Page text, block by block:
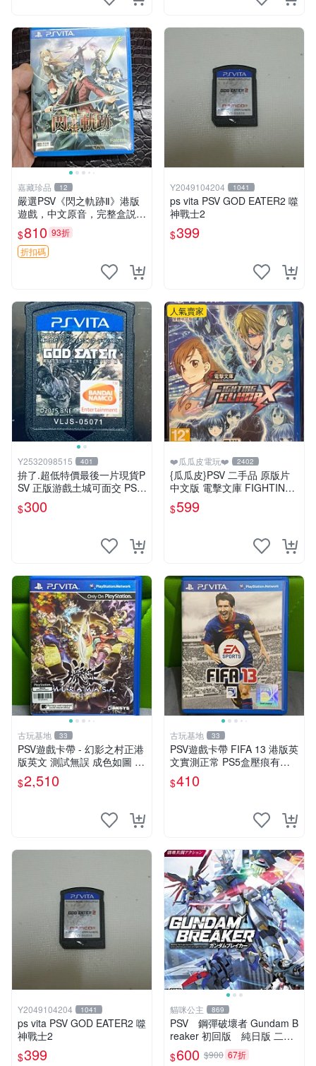
嘉藏珍品 12
嚴選PSV《閃之軌跡Ⅱ》港版
遊戲，中文原音，完整盒説，
實拍展示成色佳 閃之軌跡Ⅱ P
SV 港版 中文
$810 93折
折扣碼
Y2049104204 1041
ps vita PSV GOD EATER2 噬
神戰士2
$399
Y2532098515 401
拚了.超低特價最後一片現貨P
SV 正版游戲土城可面交 PSV
噬神者 解放重生 日版 【9成
新】✪裸片 二手九成新~
$300
人氣賣家
❤️瓜瓜皮電玩❤️ 2402
{瓜瓜皮}PSV 二手品 原版片
中文版 電擊文庫 FIGHTING
CLIMAX(遊戲都有回收)
$599
古玩基地 33
PSV遊戲卡帶 - 幻影之村正港
版英文 測試無誤 成色如圖 唯
美收藏推薦 幻影之村 正版PS
V 港版卡帶 成色保證 村正 港
$2,510
古玩基地 33
PSV遊戲卡帶 FIFA 13 港版英
文實測正常 PS5盒壓痕有圖
可驗收 FIFA 13 PSV 港版 游
玩無問題 PSV FIFA 13 港版
$410
Y2049104204 1041
ps vita PSV GOD EATER2 噬
神戰士2
$399
貓咪公主 869
PSV 鋼彈破壞者 Gundam B
reaker 初回版 純日版 二手
品
$600 $900 67折